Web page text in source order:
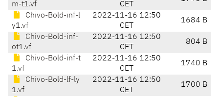
m-t1.vf
CET
Chivo-Bold-inf-l
y1.vf
2022-11-16 12:50
CET
1684 B
Chivo-Bold-inf-
ot1.vf
2022-11-16 12:50
CET
804 B
Chivo-Bold-inf-t
1.vf
2022-11-16 12:50
CET
1740 B
Chivo-Bold-lf-ly
1.vf
2022-11-16 12:50
CET
1700 B